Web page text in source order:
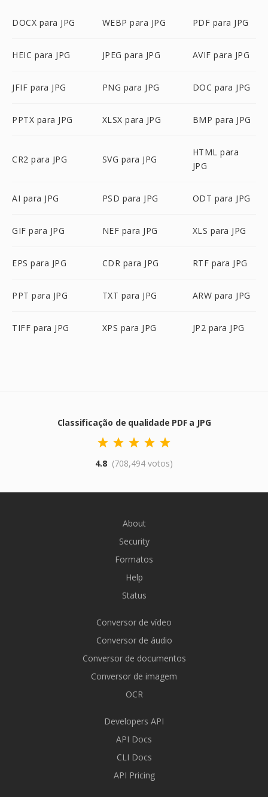
DOCX para JPG WEBP para JPG PDF para JPG
HEIC para JPG JPEG para JPG AVIF para JPG
JFIF para JPG PNG para JPG DOC para JPG
PPTX para JPG XLSX para JPG BMP para JPG
CR2 para JPG SVG para JPG
HTML para
JPG
AI para JPG PSD para JPG ODT para JPG
GIF para JPG NEF para JPG XLS para JPG
EPS para JPG CDR para JPG RTF para JPG
PPT para JPG TXT para JPG ARW para JPG
TIFF para JPG XPS para JPG JP2 para JPG
Classificação de qualidade PDF a JPG
4.8 (708,494 votos)
About
Security
Formatos
Help
Status
Conversor de vídeo
Conversor de áudio
Conversor de documentos
Conversor de imagem
OCR
Developers API
API Docs
CLI Docs
API Pricing